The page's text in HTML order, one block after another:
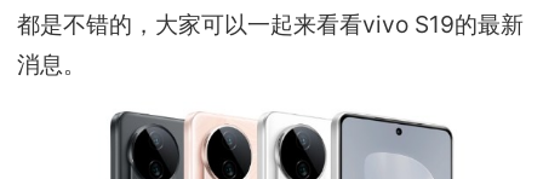
都是不错的，大家可以一起来看看vivo S19的最新
消息。